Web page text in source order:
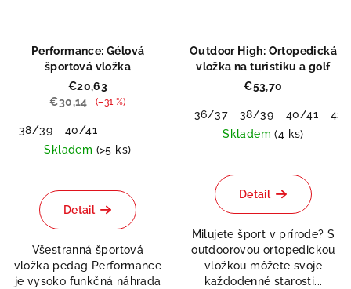
Performance: Gélová
športová vložka
€20,63
€30,14
(–31 %)
38/39
40/41
Skladem (>5 ks)
Detail
Všestranná športová
vložka pedag Performance
je vysoko funkčná náhrada
Outdoor High: Ortopedická
vložka na turistiku a golf
€53,70
36/37 38/39 40/41
42/
Skladem(4 ks)
hodnotenie
produktu
z
5
hviezdičiek.
Detail
Milujete šport v prírode? S
outdoorovou ortopedickou
vložkou môžete svoje
každodenné starosti...
Odeslat